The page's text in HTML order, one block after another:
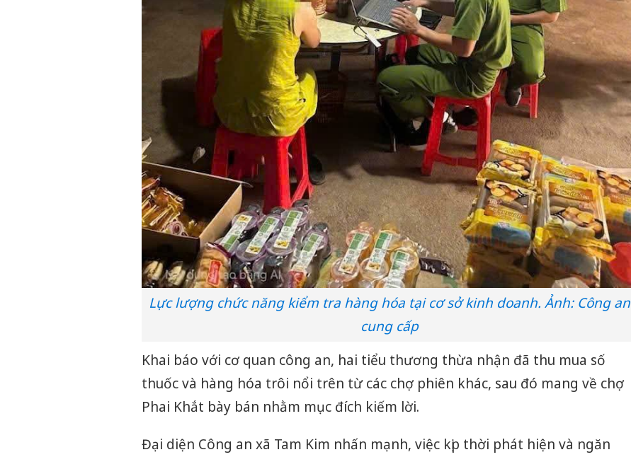
Lực lượng chức năng kiểm tra hàng hóa tại cơ sở kinh doanh. Ảnh: Công an
cung cấp
Khai báo với cơ quan công an, hai tiểu thương thừa nhận đã thu mua số
thuốc và hàng hóa trôi nổi trên từ các chợ phiên khác, sau đó mang về chợ
Phai Khắt bày bán nhằm mục đích kiếm lời.
Đại diện Công an xã Tam Kim nhấn mạnh, việc kịp thời phát hiện và ngăn